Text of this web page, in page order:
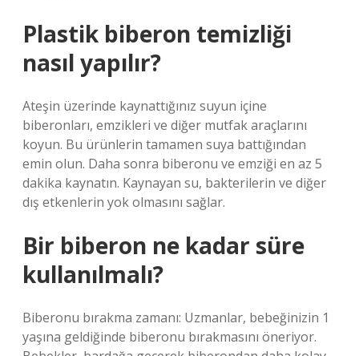
Plastik biberon temizliği
nasıl yapılır?
Ateşin üzerinde kaynattığınız suyun içine
biberonları, emzikleri ve diğer mutfak araçlarını
koyun. Bu ürünlerin tamamen suya battığından
emin olun. Daha sonra biberonu ve emziği en az 5
dakika kaynatın. Kaynayan su, bakterilerin ve diğer
dış etkenlerin yok olmasını sağlar.
Bir biberon ne kadar süre
kullanılmalı?
Biberonu bırakma zamanı: Uzmanlar, bebeğinizin 1
yaşına geldiğinde biberonu bırakmasını öneriyor.